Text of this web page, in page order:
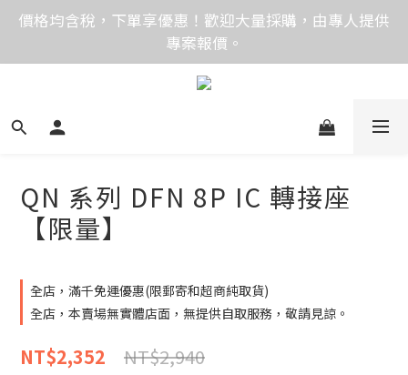
價格均含稅，下單享優惠！歡迎大量採購，由專人提供
專案報價。
價格均含稅，下單享優惠！歡迎大量採購，由專人提供
專案報價。
目前僅提供網路賣場服務，無實體店面，無自取服務。
價格均含稅，下單享優惠！歡迎大量採購，由專人提供
QN 系列 DFN 8P IC 轉接座
【限量】
全店，滿千免運優惠(限郵寄和超商純取貨)
全店，本賣場無實體店面，無提供自取服務，敬請見諒。
NT$2,352 NT$2,940